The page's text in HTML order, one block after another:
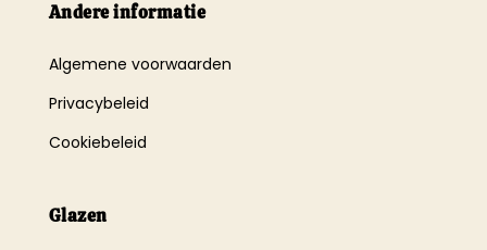
Andere informatie
Algemene voorwaarden
Privacybeleid
Cookiebeleid
Glazen